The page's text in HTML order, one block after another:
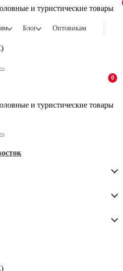
и туристические товары
Блог Оптовикам
0
и туристические товары